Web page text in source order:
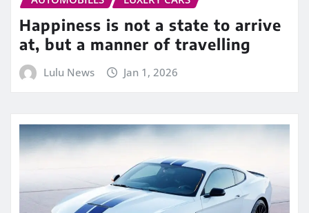
Happiness is not a state to arrive
at, but a manner of travelling
Lulu News Jan 1, 2026